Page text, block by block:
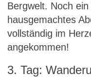
Bergwelt. Noch
hausgemachtes
vollständig im
angekommen!
3. Tag: